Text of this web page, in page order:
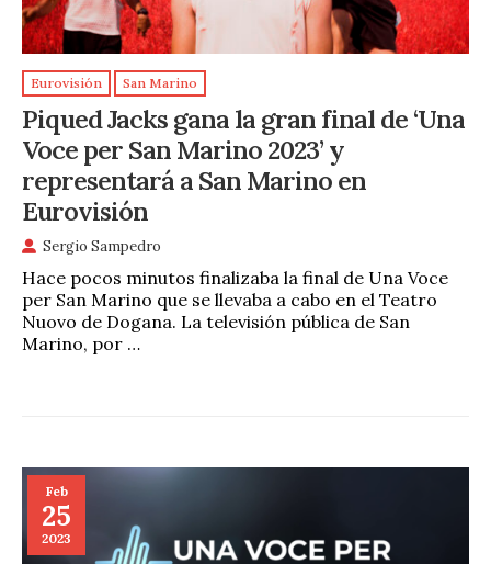
Eurovisión San Marino
Piqued Jacks gana la gran final de ‘Una
Voce per San Marino 2023’ y
representará a San Marino en
Eurovisión
Sergio Sampedro
Hace pocos minutos finalizaba la final de Una Voce
per San Marino que se llevaba a cabo en el Teatro
Nuovo de Dogana. La televisión pública de San
Marino, por …
Feb
25
2023